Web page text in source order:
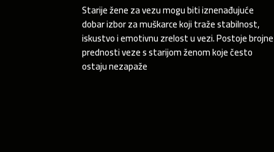
Starije žene za vezu mogu biti iznenađujuće
dobar izbor za muškarce koji traže stabilnost,
iskustvo i emotivnu zrelost u vezi. Postoje brojne
prednosti veze s starijom ženom koje često
ostaju nezapaže